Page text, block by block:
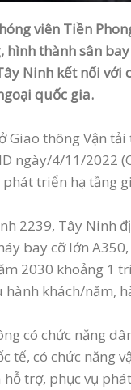
viên Tiền
hình thành sân
Ninh kết nối với
quốc gia.
Giao thông Vận
ngày/4/11/2022
triển hạ tầng
2239, Tây Ninh
bay cỡ lớn
2030 khoảng 1
khách/năm,
có chức năng
tế, có chức năng
hỗ trợ, phục vụ